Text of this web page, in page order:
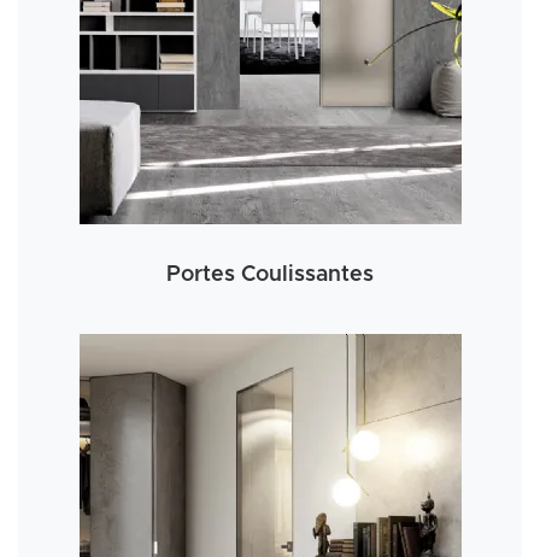
Portes Coulissantes